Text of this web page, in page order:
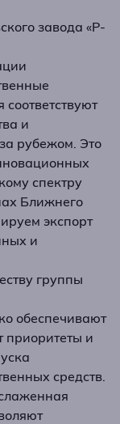
завода «Р-
и
рубежом. Это
спектру
Ближнего
экспорт
и
группы
обеспечивают
приоритеты и
средств.